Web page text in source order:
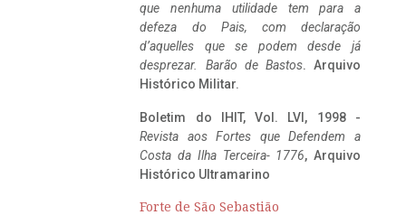
que nenhuma utilidade tem para a
defeza do Pais, com declaração
d’aquelles que se podem desde já
desprezar. Barão de Bastos. Arquivo
Histórico Militar.
Boletim do IHIT, Vol. LVI, 1998 -
Revista aos Fortes que Defendem a
Costa da Ilha Terceira- 1776, Arquivo
Histórico Ultramarino
Forte de São Sebastião